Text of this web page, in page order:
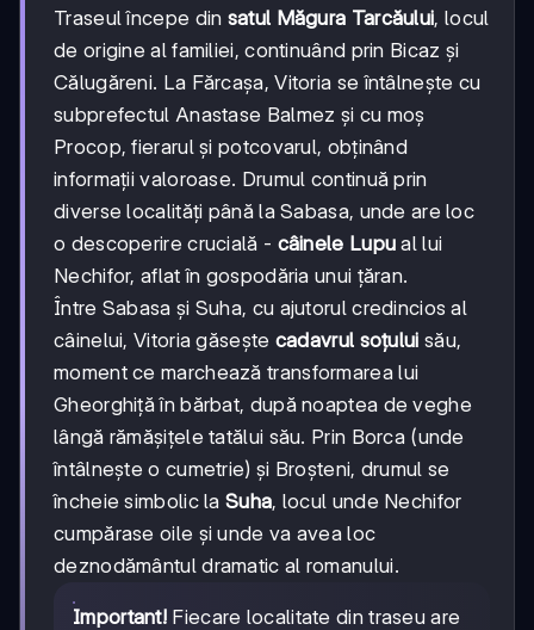
Traseul începe din satul Măgura Tarcăului, locul
de origine al familiei, continuând prin Bicaz și
Călugăreni. La Fărcașa, Vitoria se întâlnește cu
subprefectul Anastase Balmez și cu moș
Procop, fierarul și potcovarul, obținând
informații valoroase. Drumul continuă prin
diverse localități până la Sabasa, unde are loc
o descoperire crucială - câinele Lupu al lui
Nechifor, aflat în gospodăria unui țăran.
Între Sabasa și Suha, cu ajutorul credincios al
câinelui, Vitoria găsește cadavrul soțului său,
moment ce marchează transformarea lui
Gheorghiță în bărbat, după noaptea de veghe
lângă rămășițele tatălui său. Prin Borca (unde
întâlnește o cumetrie) și Broșteni, drumul se
încheie simbolic laSuha, locul unde Nechifor
cumpărase oile și unde va avea loc
deznodământul dramatic al romanului.
Important! Fiecare localitate din traseu are